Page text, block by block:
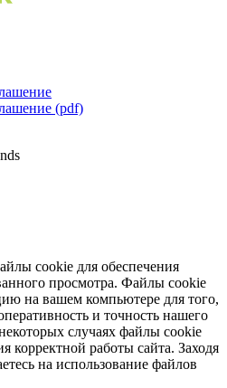
(pdf)
cookie для обеспечения
просмотра. Файлы cookie
на вашем компьютере для того,
и точность нашего
случаях файлы cookie
корректной работы сайта. Заходя
на использование файлов